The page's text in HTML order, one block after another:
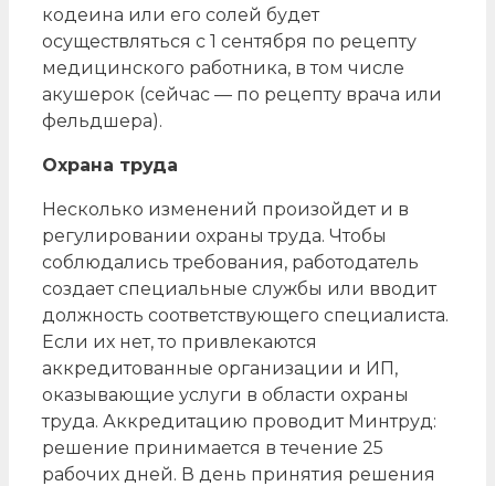
кодеина или его солей будет
осуществляться с 1 сентября по рецепту
медицинского работника, в том числе
акушерок (сейчас — по рецепту врача или
фельдшера).
Охрана труда
Несколько изменений произойдет и в
регулировании охраны труда. Чтобы
соблюдались требования, работодатель
создает специальные службы или вводит
должность соответствующего специалиста.
Если их нет, то привлекаются
аккредитованные организации и ИП,
оказывающие услуги в области охраны
труда. Аккредитацию проводит Минтруд:
решение принимается в течение 25
рабочих дней. В день принятия решения